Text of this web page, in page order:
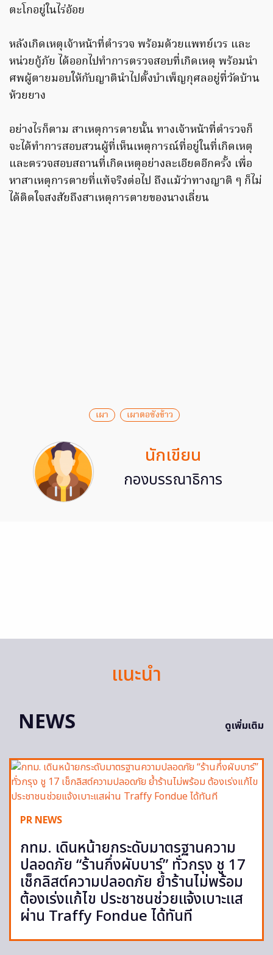
ตะโกอยู่ในไร่อ้อย
หลังเกิดเหตุเจ้าหน้าที่ตำรวจ พร้อมด้วยแพทย์เวร และ
หน่วยกู้ภัย ได้ออกไปทำการตรวจสอบที่เกิดเหตุ พร้อมนำ
ศพผู้ตายมอบให้กับญาตินำไปตั้งบำเพ็ญกุศลอยู่ที่วัดบ้าน
ห้วยยาง
อย่างไรก็ตาม สาเหตุการตายนั้น ทางเจ้าหน้าที่ตำรวจก็
จะได้ทำการสอบสวนผู้ที่เห็นเหตุการณ์ที่อยู่ในที่เกิดเหตุ
และตรวจสอบสถานที่เกิดเหตุอย่างละเอียดอีกครั้ง เพื่อ
หาสาเหตุการตายที่แท้จริงต่อไป ถึงแม้ว่าทางญาติ ๆ ก็ไม่
ได้ติดใจสงสัยถึงสาเหตุการตายของนางเลี่ยน
เผา เผาตอซังข้าว
นักเขียน
กองบรรณาธิการ
แนะนำ
NEWS
ดูเพิ่มเติม
PR NEWS
กทม. เดินหน้ายกระดับมาตรฐานความ
ปลอดภัย “ร้านกึ่งผับบาร์” ทั่วกรุง ชู 17
เช็กลิสต์ความปลอดภัย ย้ำร้านไม่พร้อม
ต้องเร่งแก้ไข ประชาชนช่วยแจ้งเบาะแส
ผ่าน Traffy Fondue ได้ทันที